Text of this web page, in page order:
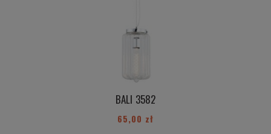
BALI 3582
65,00 zł